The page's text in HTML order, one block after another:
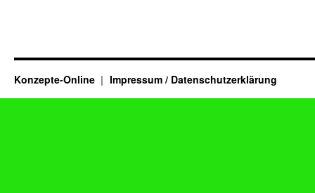
Konzepte-Online Impressum / Datenschutzerklärung